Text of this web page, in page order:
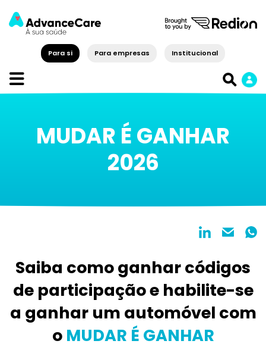
Para si Para empresas Institucional
MUDAR É GANHAR
2026
Saiba como ganhar códigos
de participação e habilite-se
a ganhar um automóvel com
o MUDAR É GANHAR